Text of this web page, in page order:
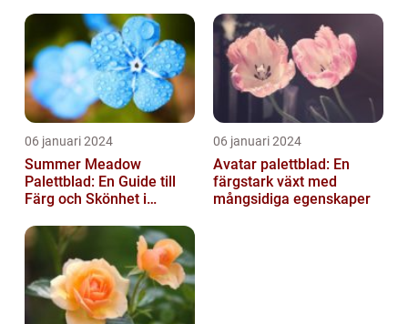
06 januari 2024
Summer Meadow
Palettblad: En Guide till
Färg och Skönhet i
06 januari 2024
Avatar palettblad: En
färgstark växt med
mångsidiga egenskaper